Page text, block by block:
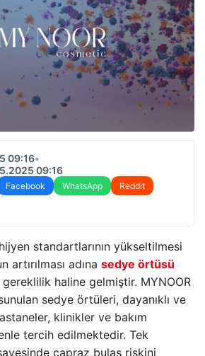
09:16•
09:16
Facebook WhatsApp
Reddit
standartlarının yükseltilmesi
adına sedye örtüsü
gereklilik haline gelmiştir. MYNOOR
sedye örtüleri, dayanıklı ve
klinikler ve bakım
tercih edilmektedir. Tek
çapraz bulaş riskini